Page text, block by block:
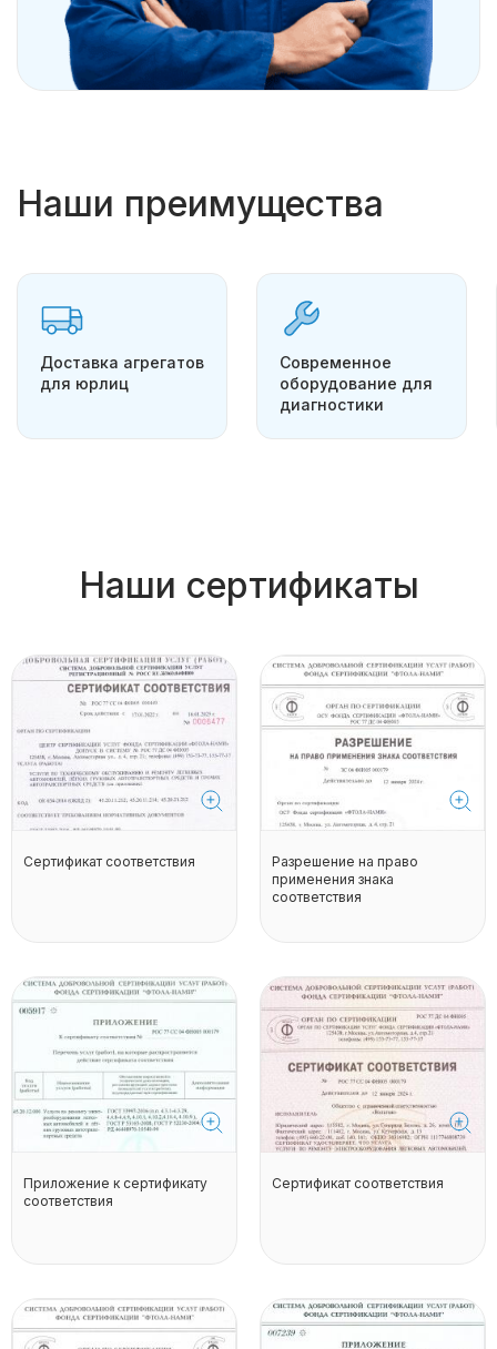
Наши преимущества
Доставка агрегатов
для юрлиц
Современное
оборудование для
диагностики
Наши сертификаты
Сертификат соответствия
Разрешение на право
применения знака
соответствия
Приложение к сертификату
соответствия
Сертификат соответствия